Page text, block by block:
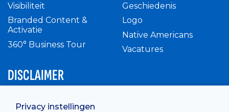
Privacy instellingen
Visibiliteit
Branded Content &
Activatie
360° Business Tour
Geschiedenis
Logo
Native Americans
Vacatures
DISCLAIMER